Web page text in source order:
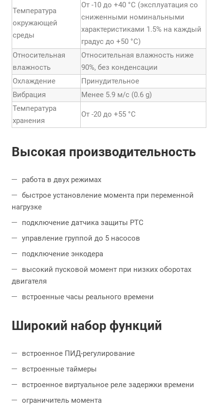
Температура
окружающей
среды
От -10 до +40 °С (эксплуатация со
сниженными номинальными
характеристиками 1.5% на каждый
градус до +50 °С)
Относительная
влажность
Относительная влажность ниже
90%, без конденсации
Охлаждение
Принудительное
Вибрация
Менее 5.9 м/с (0.6 g)
Температура
хранения
От -20 до +55 °С
Высокая производительность
работа в двух режимах
быстрое установление момента при переменной
нагрузке
подключение датчика защиты PTC
управление группой до 5 насосов
подключение энкодера
высокий пусковой момент при низких оборотах
двигателя
встроенные часы реального времени
Широкий набор функций
встроенное ПИД-регулирование
встроенные таймеры
встроенное виртуальное реле задержки времени
ограничитель момента